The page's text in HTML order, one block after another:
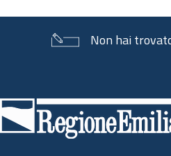
Non hai
di
pagina